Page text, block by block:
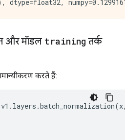
0.971378  , -1.0830508 ,
और मॉडल training तर्क
करते हैं:
v1 . layers .batch_normalization(x